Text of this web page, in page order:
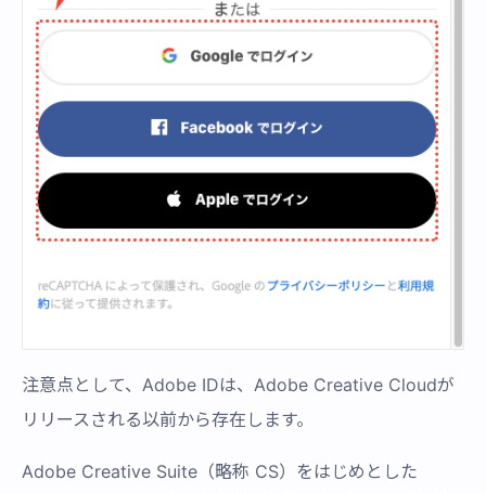
注意点として、Adobe IDは、Adobe Creative Cloudが
リリースされる以前から存在します。
Adobe Creative Suite（略称 CS）をはじめとした